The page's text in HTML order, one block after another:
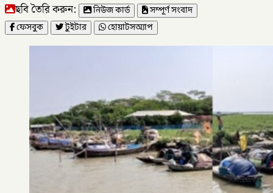
ছবি তৈরি করুন: নিউজ কার্ড
সম্পূর্ণ সংবাদ
ফেসবুক
টুইটার হোয়াটসঅ্যাপ